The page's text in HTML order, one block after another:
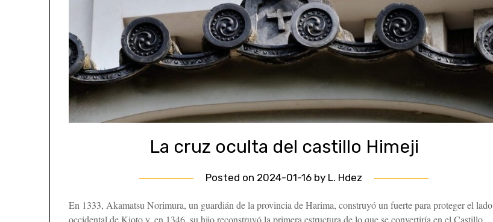
La cruz oculta del castillo Himeji
Posted on 2024-01-16 by L. Hdez
En 1333, Akamatsu Norimura, un guardián de la provincia de Harima, construyó un fuerte para proteger el lado
occidental de Kioto y, en 1346, su hijo reconstruyó la primera estructura de lo que se convertiría en el Castillo